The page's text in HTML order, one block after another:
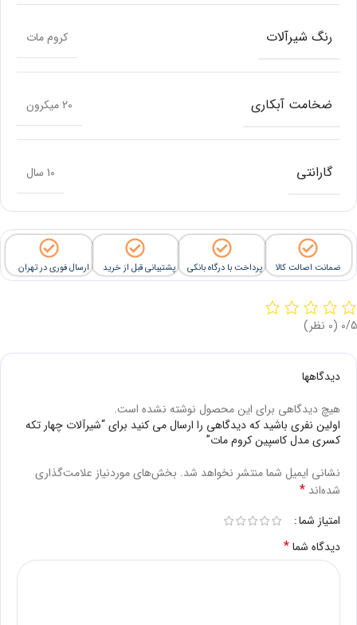
رنگ شیرآلات کروم مات
ضخامت آبکاری 20 میکرون
گارانتی 10 سال
ضمانت اصالت کالا پرداخت با درگاه بانکی پشتیبانی قبل از خرید ارسال فوری در تهران
‫0/5 ‫(0 نظر)
دیدگاهها
هیچ دیدگاهی برای این محصول نوشته نشده است.
اولین نفری باشید که دیدگاهی را ارسال می کنید برای “شیرآلات چهار تکه
کسری مدل کاسپین کروم مات”
نشانی ایمیل شما منتشر نخواهد شد. بخش‌های موردنیاز علامت‌گذاری
شده‌اند *
امتیاز شما
دیدگاه شما*